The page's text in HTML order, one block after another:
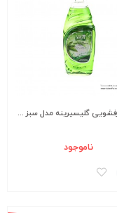
مایع ظرفشویی گلیسیرینه مدل سبز حجم 750 میلی لیتر
ناموجود